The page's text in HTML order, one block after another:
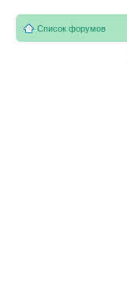
Список форумов